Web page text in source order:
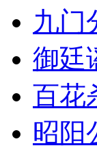
九门
御廷
百花
昭阳